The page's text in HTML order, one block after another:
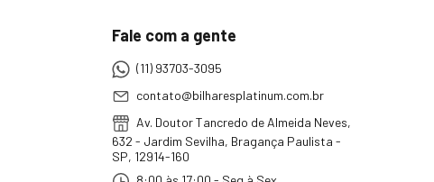
Fale com a gente
(11) 93703-3095
contato@bilharesplatinum.com.br
Av. Doutor Tancredo de Almeida Neves,
632 - Jardim Sevilha, Bragança Paulista -
SP, 12914-160